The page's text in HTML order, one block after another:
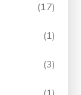
(17)
(1)
(3)